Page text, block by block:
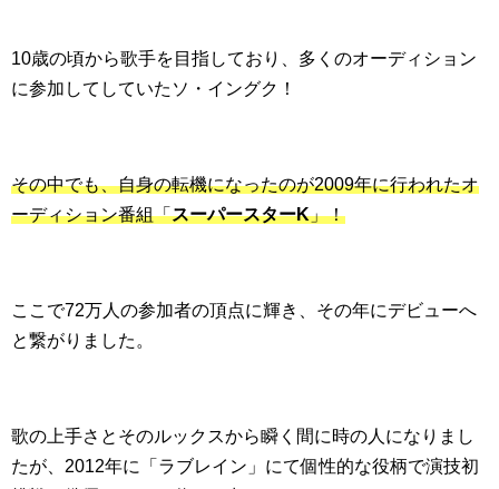
10歳の頃から歌手を目指しており、多くのオーディション
に参加してしていたソ・イングク！
その中でも、自身の転機になったのが2009年に行われたオ
ーディション番組「スーパースターK」！
ここで72万人の参加者の頂点に輝き、その年にデビューへ
と繋がりました。
歌の上手さとそのルックスから瞬く間に時の人になりまし
たが、2012年に「ラブレイン」にて個性的な役柄で演技初